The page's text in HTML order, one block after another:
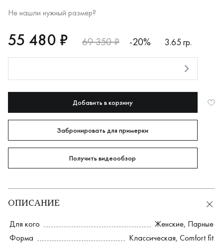
Не нашли нужный размер?
RUB
55480
55 480 ₽ 69 350 ₽ -20%
3.65 гр.
Добавить в корзину
Забронировать для примерки
Получить видеообзор
ОПИСАНИЕ
Для кого Женские, Парные
Форма
Классическая, Comfort fit